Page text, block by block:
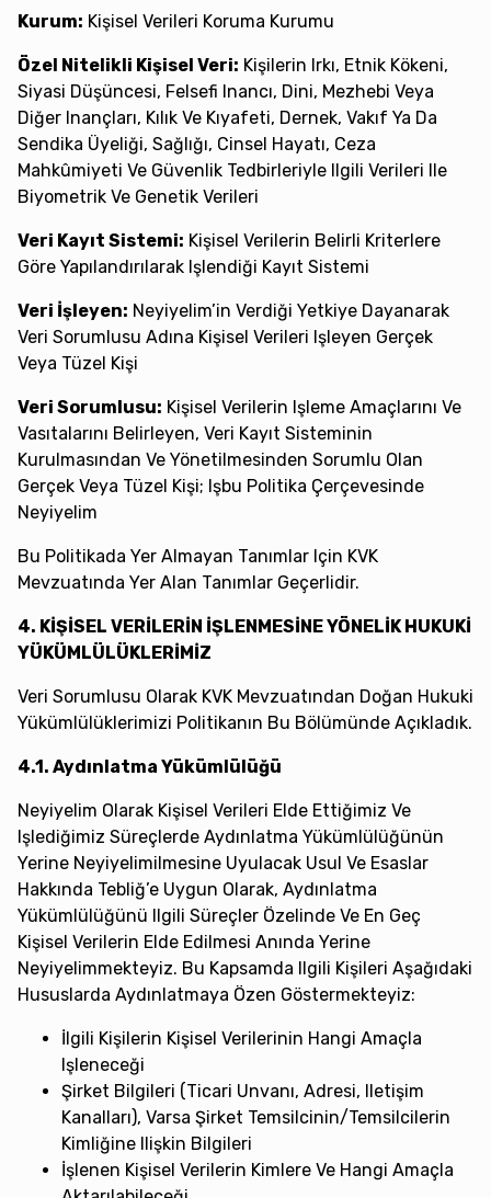
Kurum: Kişisel Verileri Koruma Kurumu
Özel Nitelikli Kişisel Veri: Kişilerin Irkı, Etnik Kökeni,
Siyasi Düşüncesi, Felsefi Inancı, Dini, Mezhebi Veya
Diğer Inançları, Kılık Ve Kıyafeti, Dernek, Vakıf Ya Da
Sendika Üyeliği, Sağlığı, Cinsel Hayatı, Ceza
Mahkûmiyeti Ve Güvenlik Tedbirleriyle Ilgili Verileri Ile
Biyometrik Ve Genetik Verileri
Veri Kayıt Sistemi: Kişisel Verilerin Belirli Kriterlere
Göre Yapılandırılarak Işlendiği Kayıt Sistemi
Veri İşleyen: Neyiyelim’in Verdiği Yetkiye Dayanarak
Veri Sorumlusu Adına Kişisel Verileri Işleyen Gerçek
Veya Tüzel Kişi
Veri Sorumlusu: Kişisel Verilerin Işleme Amaçlarını Ve
Vasıtalarını Belirleyen, Veri Kayıt Sisteminin
Kurulmasından Ve Yönetilmesinden Sorumlu Olan
Gerçek Veya Tüzel Kişi; Işbu Politika Çerçevesinde
Neyiyelim
Bu Politikada Yer Almayan Tanımlar Için KVK
Mevzuatında Yer Alan Tanımlar Geçerlidir.
4. KİŞİSEL VERİLERİN İŞLENMESİNE YÖNELİK HUKUKİ
YÜKÜMLÜLÜKLERİMİZ
Veri Sorumlusu Olarak KVK Mevzuatından Doğan Hukuki
Yükümlülüklerimizi Politikanın Bu Bölümünde Açıkladık.
4.1. Aydınlatma Yükümlülüğü
Neyiyelim Olarak Kişisel Verileri Elde Ettiğimiz Ve
Işlediğimiz Süreçlerde Aydınlatma Yükümlülüğünün
Yerine Neyiyelimilmesine Uyulacak Usul Ve Esaslar
Hakkında Tebliğ’e Uygun Olarak, Aydınlatma
Yükümlülüğünü Ilgili Süreçler Özelinde Ve En Geç
Kişisel Verilerin Elde Edilmesi Anında Yerine
Neyiyelimmekteyiz. Bu Kapsamda Ilgili Kişileri Aşağıdaki
Hususlarda Aydınlatmaya Özen Göstermekteyiz:
İlgili Kişilerin Kişisel Verilerinin Hangi Amaçla
Işleneceği
Şirket Bilgileri (ticari Unvanı, Adresi, Iletişim
Kanalları), Varsa Şirket Temsilcinin/temsilcilerin
Kimliğine Ilişkin Bilgileri
İşlenen Kişisel Verilerin Kimlere Ve Hangi Amaçla